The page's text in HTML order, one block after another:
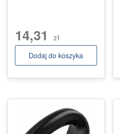
14,31 zł
Dodaj do koszyka